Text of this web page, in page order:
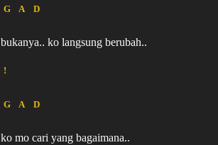
G A D
bukanya.. ko langsung berubah..
!
G A D
ko mo cari yang bagaimana..